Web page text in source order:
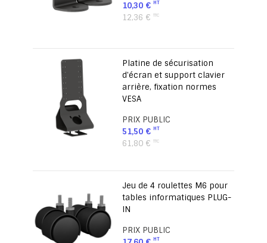
10,30 €
12,36 €
Platine de sécurisation
d'écran et support clavier
arrière, fixation normes
VESA
PRIX PUBLIC
51,50 €
61,80 €
Jeu de 4 roulettes M6 pour
tables informatiques PLUG-
IN
PRIX PUBLIC